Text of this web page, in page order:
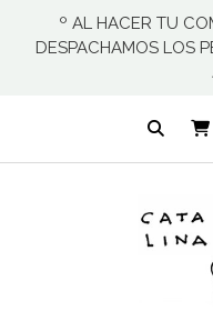
º AL HACER TU
DESPACHAMOS LOS